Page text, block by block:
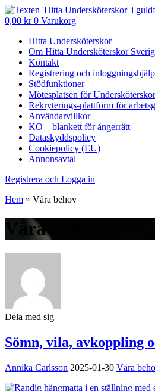
0,00 kr 0 Varukorg
Hitta Undersköterskor
Om Hitta Undersköterskor
Kontakt
Registrering och inloggningshjälp
Stödfunktioner
Mötesplatsen för Undersköterskor
Rekryterings-plattform för
Användarvillkor
KO – blankett för ångerrätt
Dataskyddspolicy
Cookiepolicy (EU)
Annonsavtal
Registrera och Logga in
Hem » Våra behov
Våra behov
Dela med sig
Sömn, vila, avkoppling
Annika Carlsson 2025-01-30 Våra